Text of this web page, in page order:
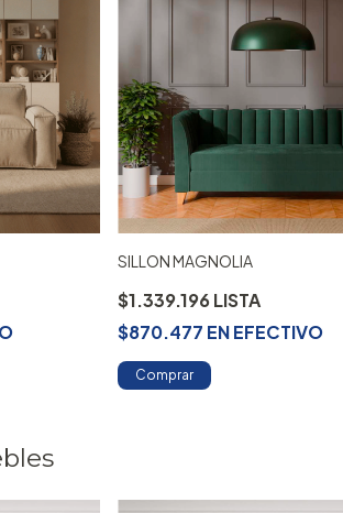
SILLON MAGNOLIA
$1.339.196
$870.477 ENEFECTIVO
Comprar